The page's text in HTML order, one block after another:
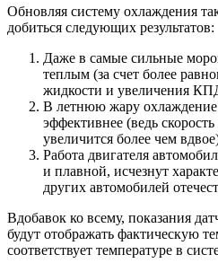
Обновляя систему охлаждения
добиться следующих результатов:
Даже в самые сильные
теплым (за счет более
жидкости и увеличения
В летнюю жару охлаждение
эффективнее (ведь
увеличится более чем
Работа двигателя
и плавной, исчезнут
других автомобилей
Вдобавок ко всему, показания
будут отображать фактическую
соответствует температуре в